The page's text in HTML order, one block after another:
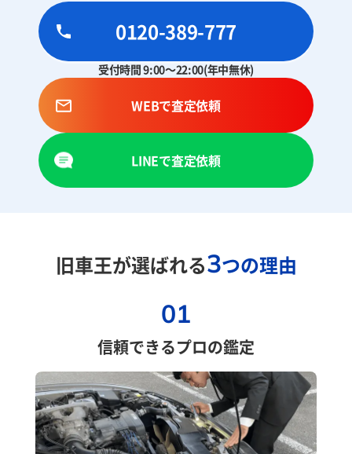
0120-389-777
受付時間 9:00～22:00(年中無休)
WEBで査定依頼
LINEで査定依頼
旧車王が選ばれる3つの理由
01
信頼できるプロの鑑定